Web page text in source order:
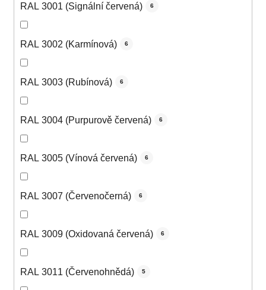
RAL 3001 (Signální červená) 6
RAL 3002 (Karmínová) 6
RAL 3003 (Rubínová) 6
RAL 3004 (Purpurově červená) 6
RAL 3005 (Vínová červená) 6
RAL 3007 (Červenočerná) 6
RAL 3009 (Oxidovaná červená) 6
RAL 3011 (Červenohnědá) 5